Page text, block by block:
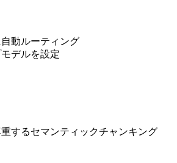
動ルーティング
デルを設定
するセマンティックチャンキング